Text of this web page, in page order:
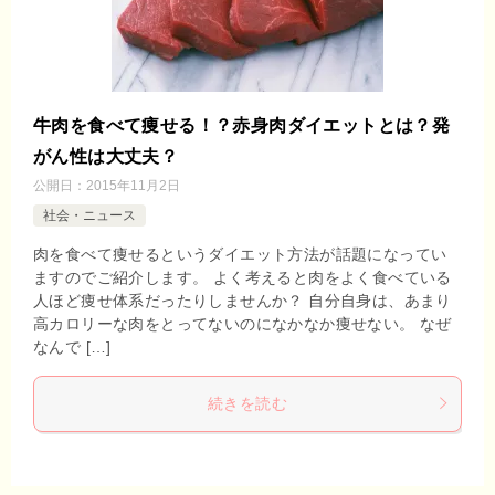
牛肉を食べて痩せる！？赤身肉ダイエットとは？発
がん性は大丈夫？
公開日： 2015年11月2日
社会・ニュース
肉を食べて痩せるというダイエット方法が話題になってい
ますのでご紹介します。 よく考えると肉をよく食べている
人ほど痩せ体系だったりしませんか？ 自分自身は、あまり
高カロリーな肉をとってないのになかなか痩せない。 なぜ
なんで […]
続きを読む